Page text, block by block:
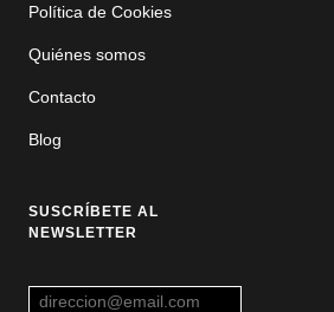
Política de Cookies
Quiénes somos
Contacto
Blog
SUSCRÍBETE AL
NEWSLETTER